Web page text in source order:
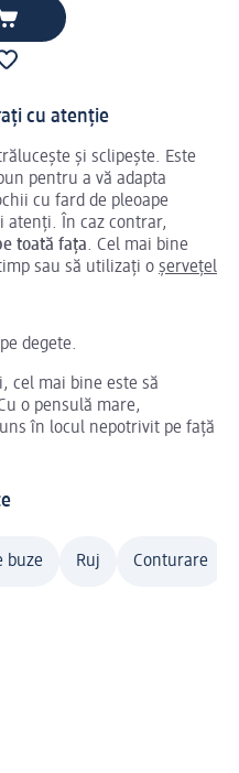
cu atenție
și sclipește. Este
pentru a vă adapta
cu fard de pleoape
atenți. În caz contrar,
toată fața. Cel mai bine
sau să utilizați o șervețel
degete.
cel mai bine este să
o pensulă mare,
în locul nepotrivit pe față
buze Ruj Conturare